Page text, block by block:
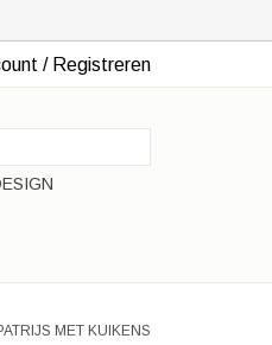
/ Registreren
MET KUIKENS